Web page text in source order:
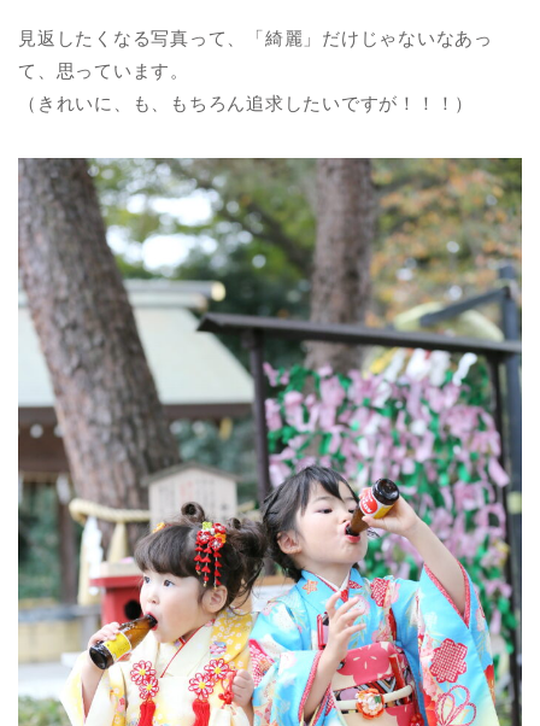
見返したくなる写真って、「綺麗」だけじゃないなあっ
て、思っています。
（きれいに、も、もちろん追求したいですが！！！）